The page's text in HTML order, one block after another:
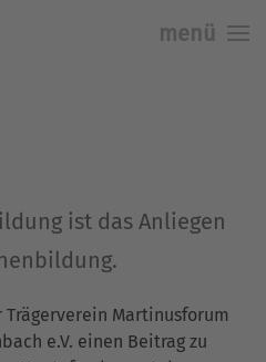
menü
ist das Anliegen
Martinusforum
e.V. einen Beitrag zu